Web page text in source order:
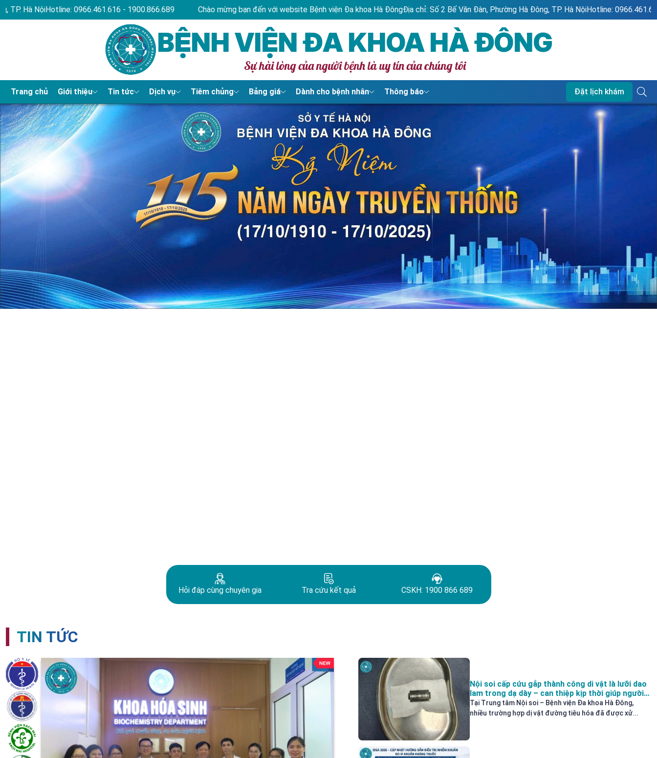
- 1900.866.689 Chào mừng bạn đến với website Bệnh viện Đa khoa Hà ĐôngĐịa chỉ: Số 2 Bế Văn Đàn, Phường Hà Đông, TP. Hà NộiHotline: 0966.461.616 - 1900.866.689
BỆNH VIỆN ĐA KHOA HÀ ĐÔNG
Sự hài lòng của người bệnh là uy tín của chúng tôi
Trang chủ Giới thiệu Tin tức Dịch vụ Tiêm chủng Bảng giá Dành cho bệnh nhân Thông báo Đặt lịch khám
Hỏi đáp cùng chuyên gia Tra cứu kết quả CSKH: 1900 866 689
TIN TỨC
Nội soi cấp cứu gắp thành công di vật là lưỡi dao
lam trong dạ dày – can thiệp kịp thời giúp người
bệnh tránh biến chứng nguy hiểm
Tại Trung tâm Nội soi – Bệnh viện Đa khoa Hà Đông,
nhiều trường hợp dị vật đường tiêu hóa đã được xử...